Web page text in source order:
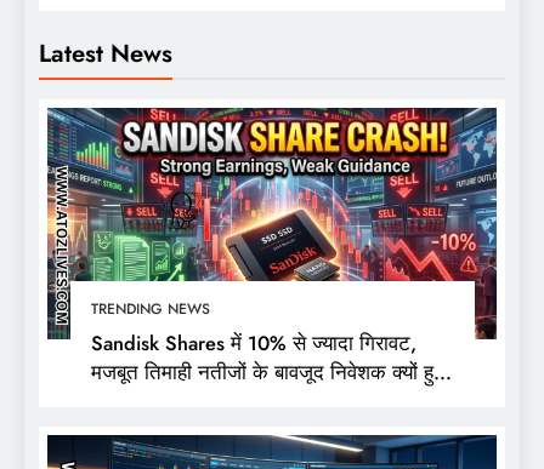
Latest News
TRENDING NEWS
Sandisk Shares में 10% से ज्यादा गिरावट,
मजबूत तिमाही नतीजों के बावजूद निवेशक क्यों हुए